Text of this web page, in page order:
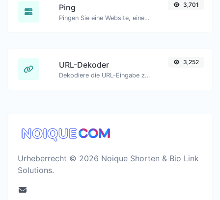
Ping
Pingen Sie eine Website, einen Server oder einen Port..
3,701
URL-Dekoder
Dekodiere die URL-Eingabe zurück zu einem normalen String.
3,252
Urheberrecht © 2026 Noique Shorten & Bio Link
Solutions.